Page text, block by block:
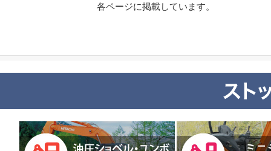
各ページに掲載しています。